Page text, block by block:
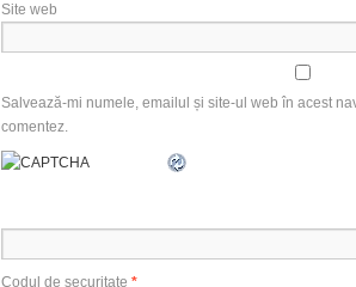
Site web
Salvează-mi numele, emailul și site-ul web în acest
comentez.
Codul de securitate *